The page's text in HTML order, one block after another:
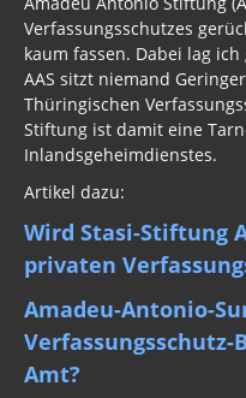
Verfassungsschutzes
kaum fassen. Dabei lag
AAS sitzt niemand
Thüringischen
Stiftung ist damit eine
Inlandsgeheimdienstes.
Artikel dazu:
Wird Stasi-Stiftung
privaten
Amadeu-Antonio-
Amt?